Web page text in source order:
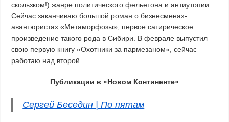
скользком!) жанре политического фельетона и антиутопии.
Сейчас заканчиваю большой роман о бизнесменах-
авантюристах «Метаморфозы», первое сатирическое
произведение такого рода в Сибири. В феврале выпустил
свою первую книгу «Охотники за пармезаном», сейчас
работаю над второй.
Публикации в «Новом Континенте»
Сергей Беседин | По пятам